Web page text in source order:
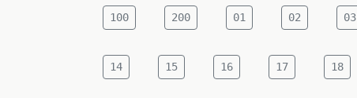
100 200 01 02 03
14 15 16 17 18